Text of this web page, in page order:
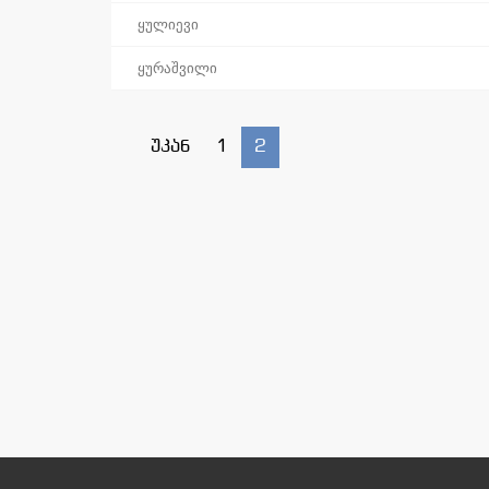
ყულიევი
ყურაშვილი
უკან 1 2